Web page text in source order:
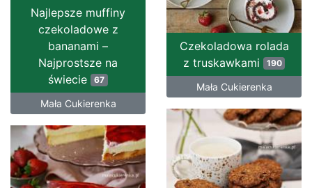
Najlepsze muffiny
czekoladowe z
bananami –
Najprostsze na
świecie 67
Mała Cukierenka
Czekoladowa rolada
z truskawkami
190
Mała Cukierenka